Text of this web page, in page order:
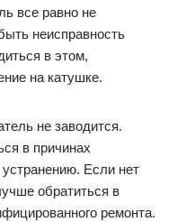
все равно не
неисправность
в этом,
на катушке.
не заводится.
в причинах
Если нет
обратиться в
ремонта.